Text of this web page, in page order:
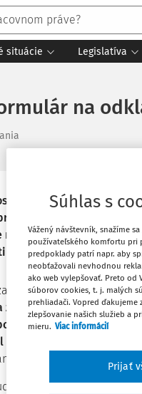
situácie Legislatíva
na
(SZČO) majú
2020. Vyplýva to z
situácie,
ochorením COVID-19 z
mesiac júl 2020 do 31.
zamestnávateľaa pre
a inej
40 % a viac.
nemení.
možné rovnakým
Súhlas s
Vážený návštevník, snažíme
používateľského komfortu pri
predpoklady patrí napr. aby
neobťažovali nevhodnou
ako web vylepšovať. Preto od
súborov cookies, t. j. malých
prehliadači. Vopred ďakujeme
zlepšovanie našich služieb a
mieru. Viac informácií
Prijať